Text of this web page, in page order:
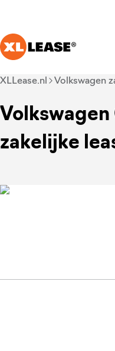
Je bent nu voorbij het
XLLease.nl Volkswagen
zakelijke